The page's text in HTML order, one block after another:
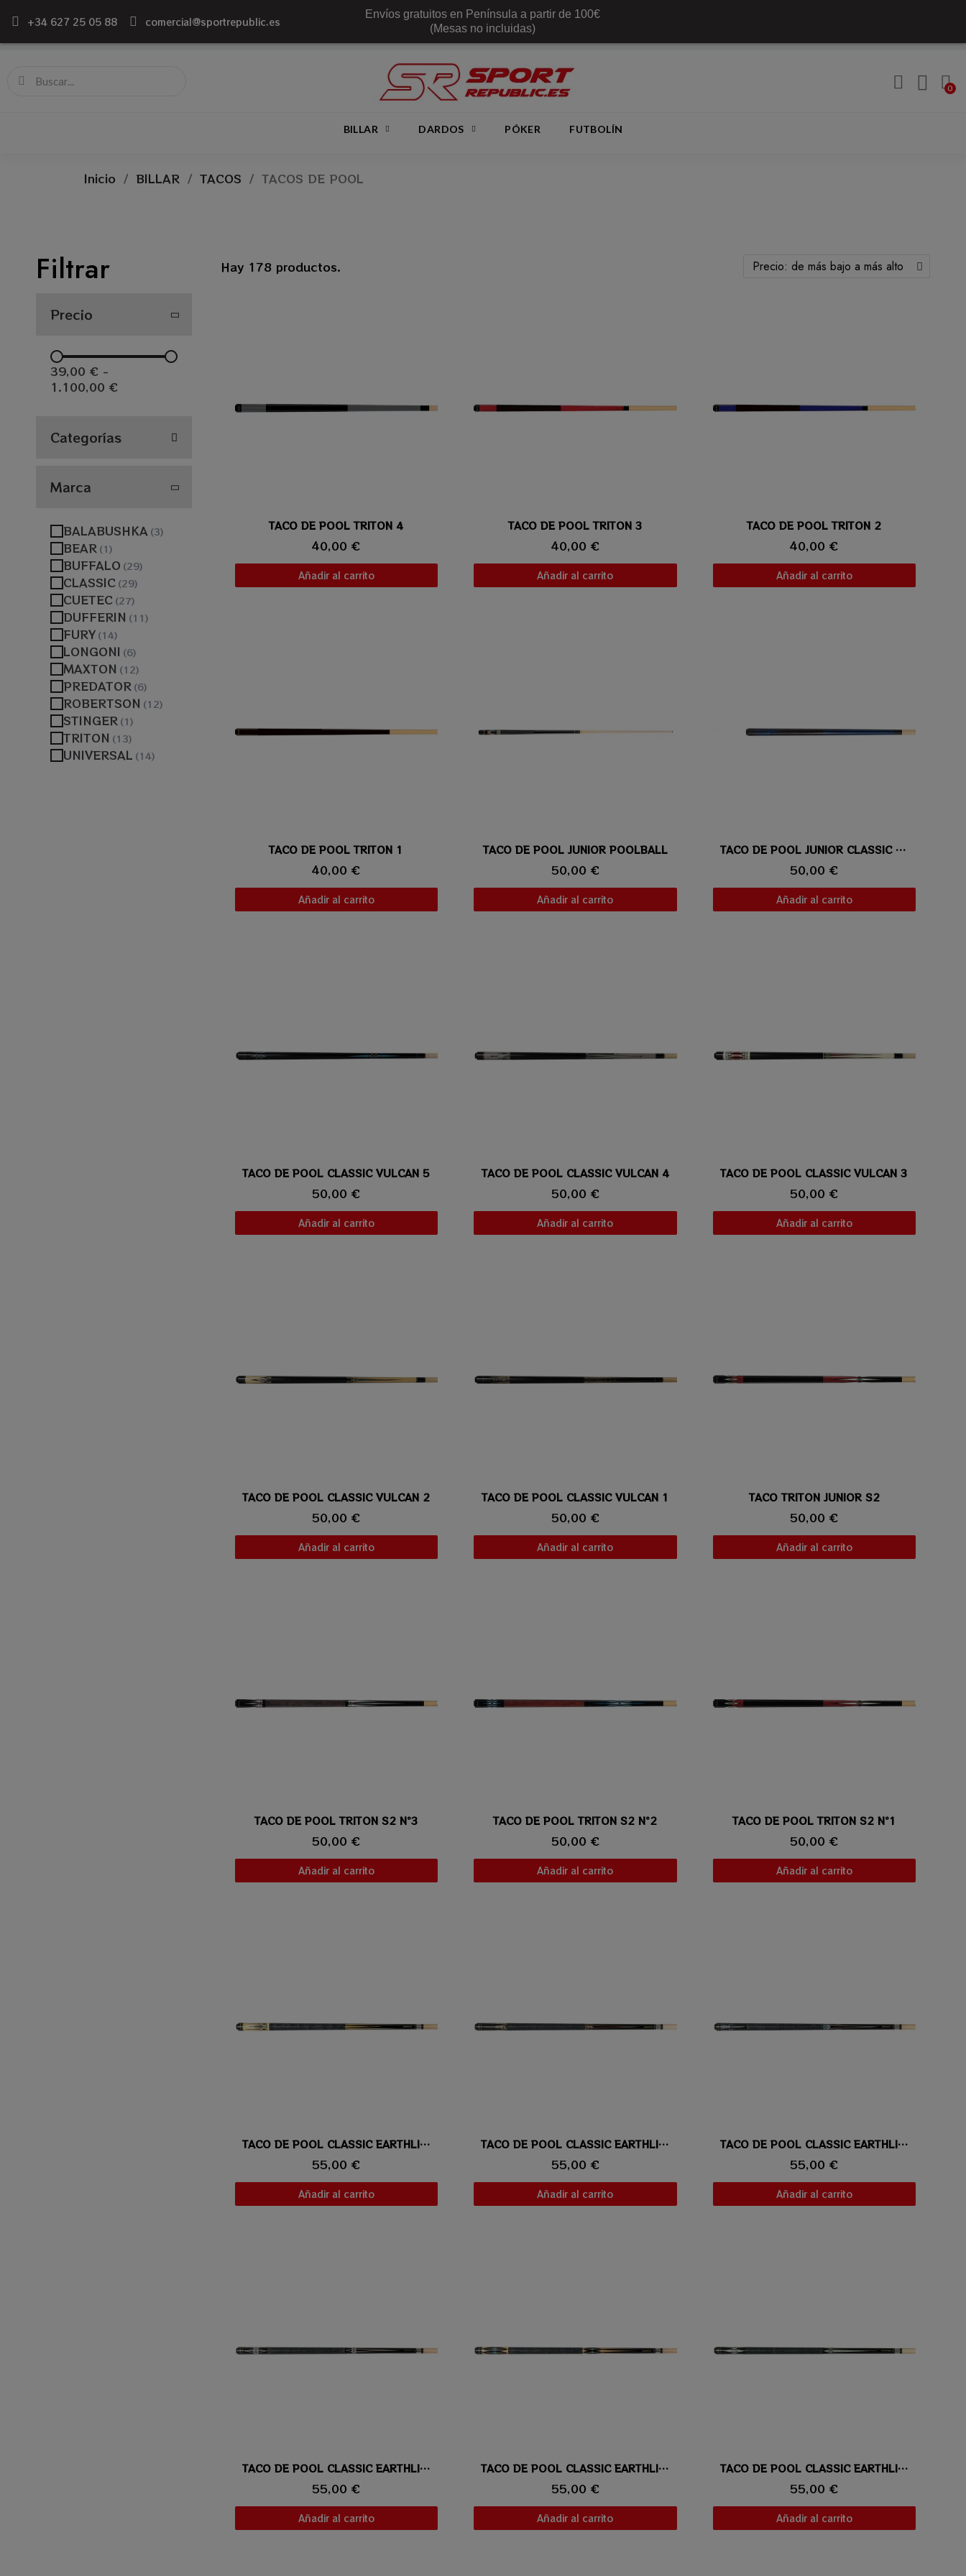
+34 627 25 05 88 comercial@sportrepublic.es
Envíos gratuitos en Península a partir de 100€
(Mesas no incluidas)
BILLAR DARDOS PÓKER FUTBOLÍN
Inicio BILLAR TACOS TACOS DE POOL
Filtrar
Precio
39,00 € -
1.100,00 €
Categorías
Marca
BALABUSHKA
BEAR
BUFFALO
CLASSIC
CUETEC
DUFFERIN
FURY
LONGONI
MAXTON
PREDATOR
ROBERTSON
STINGER
TRITON
UNIVERSAL
Hay 178 productos.
Vista rápida
TACO DE POOL TRITON 4
40,00 €
Añadir al carrito
Vista rápida
TACO DE POOL TRITON 3
40,00 €
Añadir al carrito
Vista rápida
TACO DE POOL TRITON 2
40,00 €
Añadir al carrito
Vista rápida
TACO DE POOL TRITON 1
40,00 €
Añadir al carrito
Vista rápida
TACO DE POOL JUNIOR POOLBALL
50,00 €
Añadir al carrito
Vista rápida TACO DE POOL JUNIOR CLASSIC AZUL
50,00 €
Añadir al carrito
Vista rápida
TACO DE POOL CLASSIC VULCAN 5
50,00 €
Añadir al carrito
Vista rápida
TACO DE POOL CLASSIC VULCAN 4
50,00 €
Añadir al carrito
Vista rápida
TACO DE POOL CLASSIC VULCAN 3
50,00 €
Añadir al carrito
Vista rápida
TACO DE POOL CLASSIC VULCAN 2
50,00 €
Añadir al carrito
Vista rápida
TACO DE POOL CLASSIC VULCAN 1
50,00 €
Añadir al carrito
Vista rápida
TACO TRITON JUNIOR S2
50,00 €
Añadir al carrito
Vista rápida
TACO DE POOL TRITON S2 Nº3
50,00 €
Añadir al carrito
Vista rápida
TACO DE POOL TRITON S2 Nº2
50,00 €
Añadir al carrito
Vista rápida
TACO DE POOL TRITON S2 Nº1
50,00 €
Añadir al carrito
Vista rápida TACO DE POOL CLASSIC EARTHLITE TOURNAMENT 206
55,00 €
Añadir al carrito
Vista rápida TACO DE POOL CLASSIC EARTHLITE TOURNAMENT 205
55,00 €
Añadir al carrito
Vista rápida TACO DE POOL CLASSIC EARTHLITE TOURNAMENT 204
55,00 €
Añadir al carrito
Vista rápida TACO DE POOL CLASSIC EARTHLITE TOURNAMENT 203
55,00 €
Añadir al carrito
Vista rápida TACO DE POOL CLASSIC EARTHLITE TOURNAMENT 202
55,00 €
Añadir al carrito
Vista rápida TACO DE POOL CLASSIC EARTHLITE TOURNAMENT 201
55,00 €
Añadir al carrito